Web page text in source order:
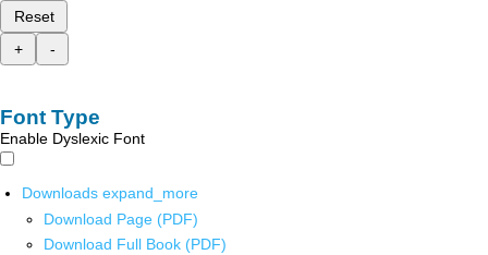
Reset
+
-
Font Type
Enable Dyslexic Font
Downloads expand_more
Download Page (PDF)
Download Full Book (PDF)